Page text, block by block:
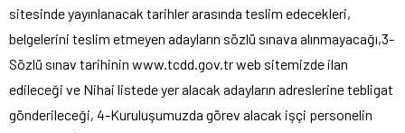
sitesinde yayınlanacak tarihler arasında teslim edecekleri,
belgelerini teslim etmeyen adayların sözlü sınava alınmayacağı,3-
Sözlü sınav tarihinin www.tcdd.gov.tr web sitemizde ilan
edileceği ve Nihai listede yer alacak adayların adreslerine tebligat
gönderileceği, 4-Kuruluşumuzda görev alacak işçi personelin